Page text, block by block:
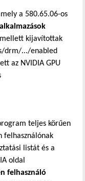
a 580.65.06-os
kijavítottak
drm/.../enabled
az NVIDIA GPU
teljes körűen
felhasználónak
listát és a
oldal
felhasználó